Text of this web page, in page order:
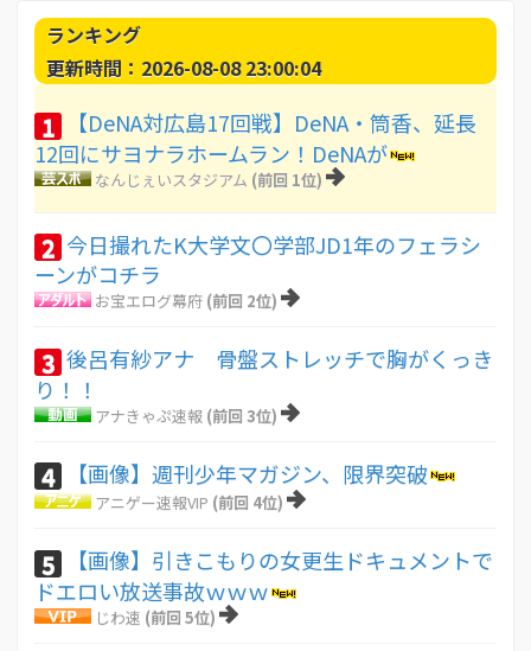
ランキング
更新時間：2026-08-08 23:00:04
1
【DeNA対広島17回戦】DeNA・筒香、延長
12回にサヨナラホームラン！DeNAが
なんじぇいスタジアム (前回 1位)
2 今日撮れたK大学文〇学部JD1年のフェラシ
ーンがコチラ
お宝エログ幕府 (前回 2位)
3 後呂有紗アナ 骨盤ストレッチで胸がくっき
り！！
アナきゃぷ速報 (前回 3位)
4 【画像】週刊少年マガジン、限界突破
アニゲー速報VIP (前回 4位)
5
【画像】引きこもりの女更生ドキュメントで
ドエロい放送事故ｗｗｗ
じわ速 (前回 5位)